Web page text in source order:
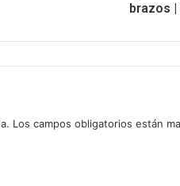
brazos |
Los campos obligatorios están